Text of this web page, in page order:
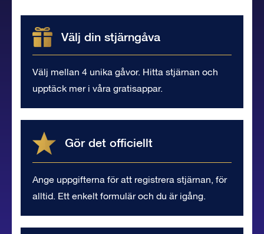
Välj din stjärngåva
Välj mellan 4 unika gåvor. Hitta stjärnan och
upptäck mer i våra gratisappar.
Gör det officiellt
Ange uppgifterna för att registrera stjärnan, för
alltid. Ett enkelt formulär och du är igång.